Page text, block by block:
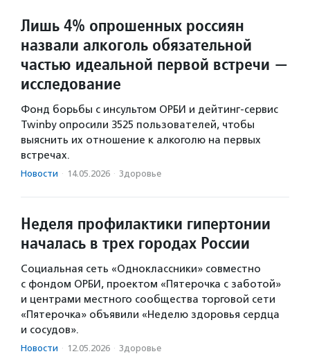
Лишь 4% опрошенных россиян
назвали алкоголь обязательной
частью идеальной первой встречи —
исследование
Фонд борьбы с инсультом ОРБИ и дейтинг-сервис
Twinby опросили 3525 пользователей, чтобы
выяснить их отношение к алкоголю на первых
встречах.
Новости · 14.05.2026 · Здоровье
Неделя профилактики гипертонии
началась в трех городах России
Социальная сеть «Одноклассники» совместно
с фондом ОРБИ, проектом «Пятерочка с заботой»
и центрами местного сообщества торговой сети
«Пятерочка» объявили «Неделю здоровья сердца
и сосудов».
Новости · 12.05.2026 · Здоровье